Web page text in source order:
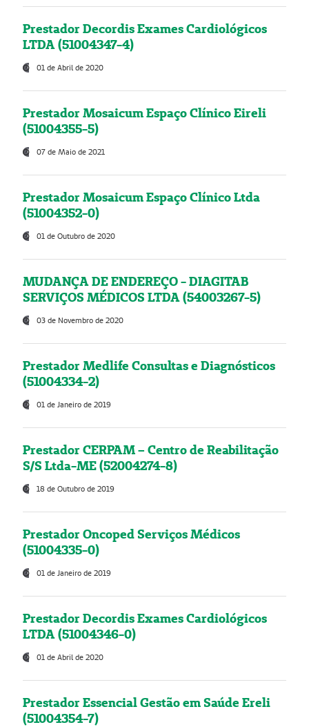
Prestador Decordis Exames Cardiológicos
LTDA (51004347-4)
01 de Abril de 2020
Prestador Mosaicum Espaço Clínico Eireli
(51004355-5)
07 de Maio de 2021
Prestador Mosaicum Espaço Clínico Ltda
(51004352-0)
01 de Outubro de 2020
MUDANÇA DE ENDEREÇO - DIAGITAB
SERVIÇOS MÉDICOS LTDA (54003267-5)
03 de Novembro de 2020
Prestador Medlife Consultas e Diagnósticos
(51004334-2)
01 de Janeiro de 2019
Prestador CERPAM – Centro de Reabilitação
S/S Ltda-ME (52004274-8)
18 de Outubro de 2019
Prestador Oncoped Serviços Médicos
(51004335-0)
01 de Janeiro de 2019
Prestador Decordis Exames Cardiológicos
LTDA (51004346-0)
01 de Abril de 2020
Prestador Essencial Gestão em Saúde Ereli
(51004354-7)